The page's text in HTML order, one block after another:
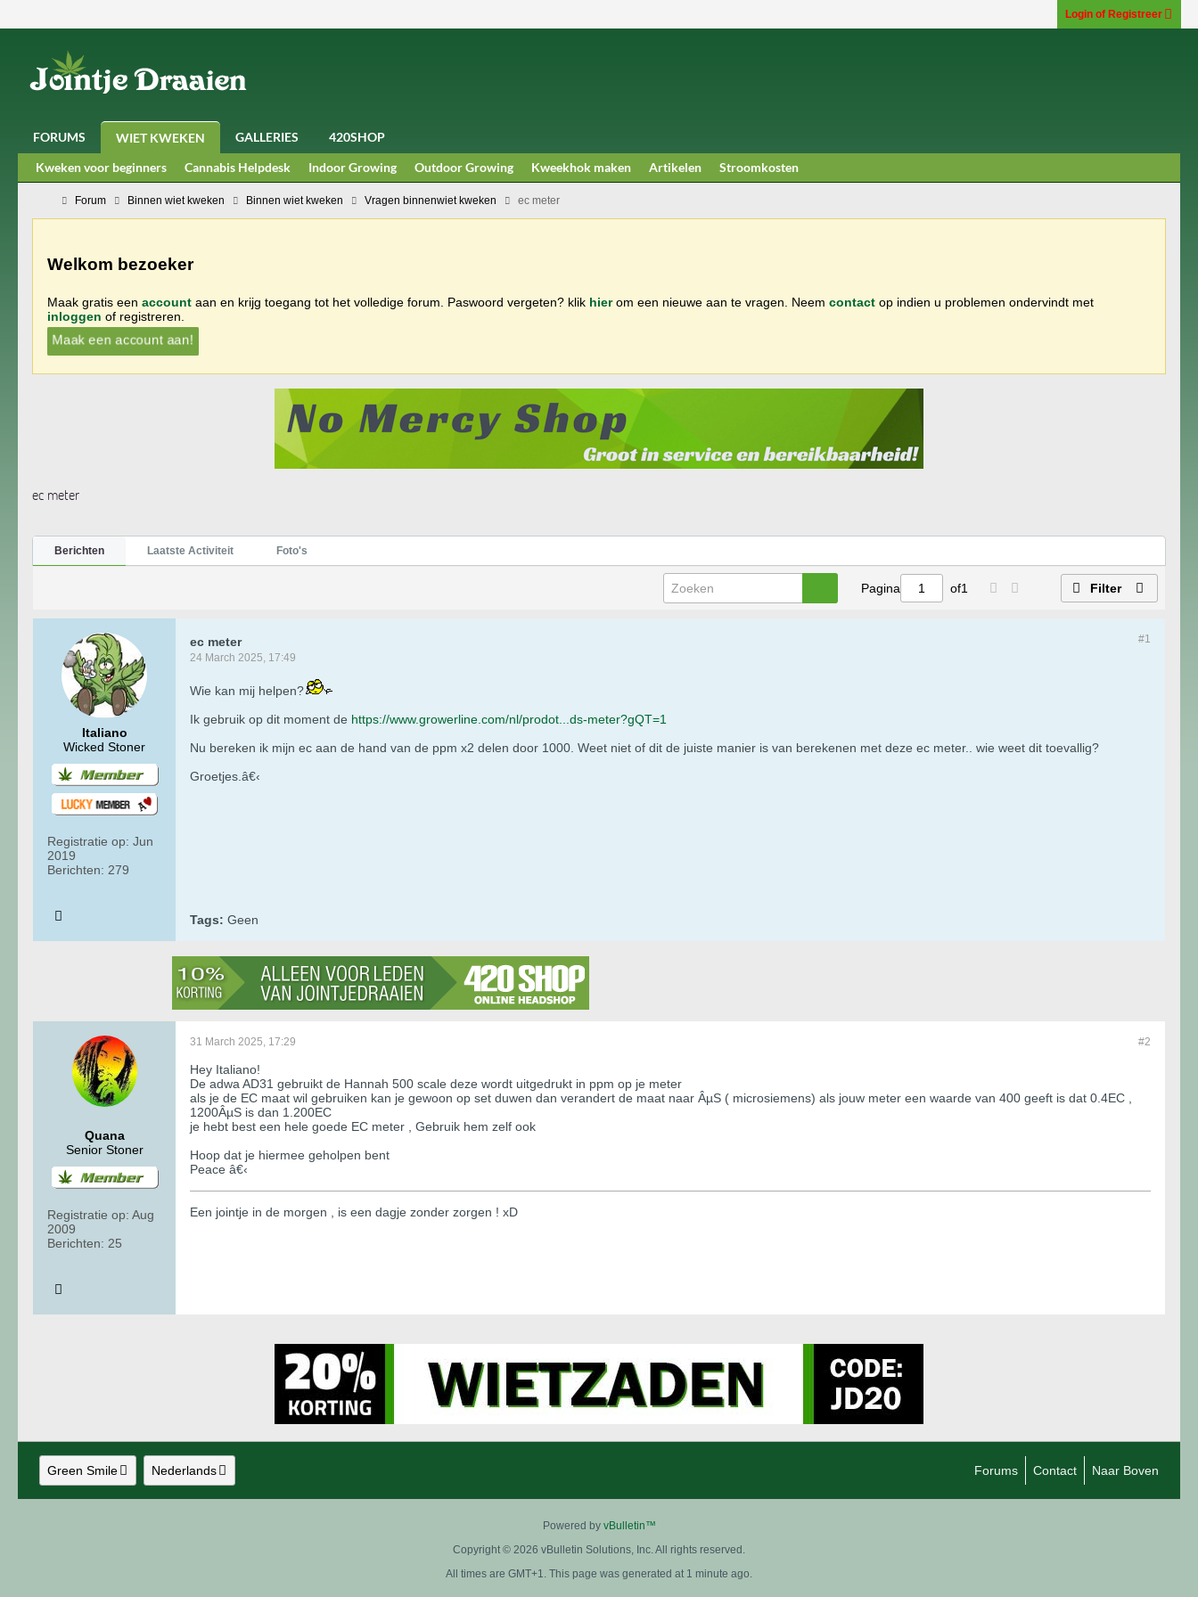
Login of Registreer
FORUMS WIET KWEKEN GALLERIES
420SHOP
Kweken voor beginners
Cannabis Helpdesk Indoor Growing Outdoor Growing Kweekhok maken Artikelen Stroomkosten
Forum Binnen wiet kweken Binnen wiet kweken Vragen binnenwiet kweken ec meter
Welkom bezoeker
Maak gratis een account aan en krijg toegang tot het volledige forum. Paswoord vergeten? klik hierom een nieuwe aan te vragen. Neem contact op indien u problemen ondervindt met
inloggen of registreren.
Maak een account aan!
ec meter
Berichten Laatste Activiteit Foto's
Pagina of1 Filter
Italiano
Wicked Stoner
Registratie op: Jun
2019
Berichten: 279
#1
ec meter
24 March 2025, 17:49
Wie kan mij helpen?
Ik gebruik op dit moment de https://www.growerline.com/nl/prodot...ds-meter?gQT=1
Nu bereken ik mijn ec aan de hand van de ppm x2 delen door 1000. Weet niet of dit de juiste manier is van berekenen met deze ec meter.. wie weet dit toevallig?
Groetjes.â€‹
Tags: Geen
Quana
Senior Stoner
Registratie op: Aug
2009
Berichten: 25
#2
31 March 2025, 17:29
Hey Italiano!
De adwa AD31 gebruikt de Hannah 500 scale deze wordt uitgedrukt in ppm op je meter
als je de EC maat wil gebruiken kan je gewoon op set duwen dan verandert de maat naar ÂµS ( microsiemens) als jouw meter een waarde van 400 geeft is dat 0.4EC ,
1200ÂµS is dan 1.200EC
je hebt best een hele goede EC meter , Gebruik hem zelf ook
Hoop dat je hiermee geholpen bent
Peace â€‹
Een jointje in de morgen , is een dagje zonder zorgen ! xD
Green Smile Nederlands Forums Contact Naar Boven
Powered by vBulletin™
Copyright © 2026 vBulletin Solutions, Inc. All rights reserved.
All times are GMT+1. This page was generated at 1 minute ago.